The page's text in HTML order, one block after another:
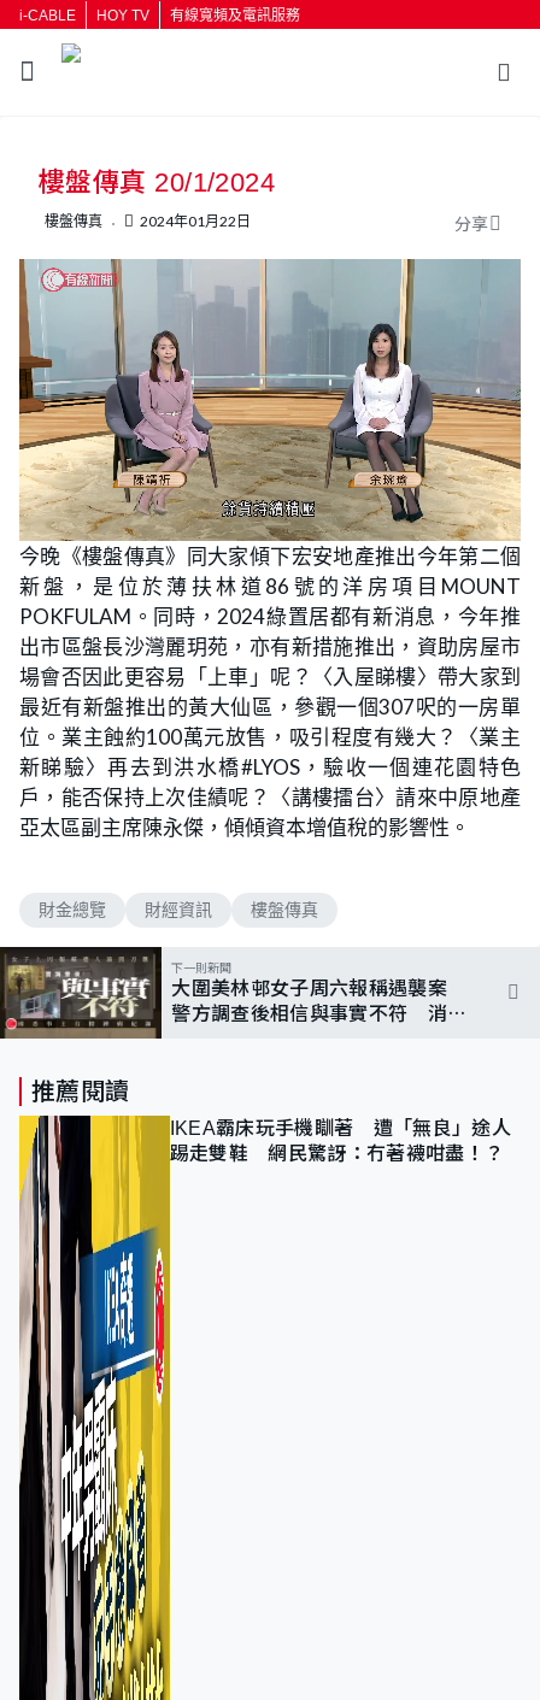
i-CABLE HOY TV 有線寬頻及電訊服務
樓盤傳真 20/1/2024
樓盤傳真 2024年01月22日 分享
U
n
m
u
t
e
L
o
a
d
e
d
1
.
0
2
%
今晚《樓盤傳真》同大家傾下宏安地產推出今年第二個
新盤，是位於薄扶林道86號的洋房項目MOUNT
POKFULAM。同時，2024綠置居都有新消息，今年推
出市區盤長沙灣麗玥苑，亦有新措施推出，資助房屋市
場會否因此更容易「上車」呢？〈入屋睇樓〉帶大家到
最近有新盤推出的黃大仙區，參觀一個307呎的一房單
位。業主蝕約100萬元放售，吸引程度有幾大？〈業主
新睇驗〉再去到洪水橋#LYOS，驗收一個連花園特色
戶，能否保持上次佳績呢？〈講樓擂台〉請來中原地產
亞太區副主席陳永傑，傾傾資本增值稅的影響性。
財金總覽 財經資訊 樓盤傳真
下一則新聞
大圍美林邨女子周六報稱遇襲案
警方調查後相信與事實不符 消
推薦閱讀
IKEA霸床玩手機瞓著 遭「無良」途人
踢走雙鞋 網民驚訝：冇著襪咁盡！？